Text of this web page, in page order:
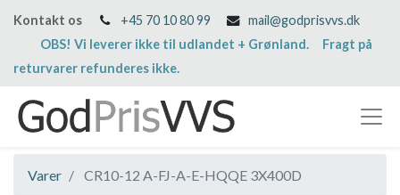
Kontakt os +45 70 10 80 99
mail@godprisvvs.dk
OBS! Vi leverer ikke til udlandet + Grønland. Fragt på
returvarer refunderes ikke.
Varer CR10-12 A-FJ-A-E-HQQE 3X400D